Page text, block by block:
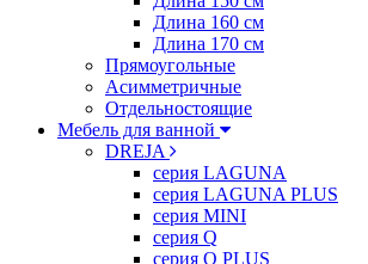
Длина 160 см
Длина 170 см
Прямоугольные
Асимметричные
Отдельностоящие
Мебель для ванной
DREJA
серия LAGUNA
серия LAGUNA PLUS
серия MINI
серия Q
серия Q PLUS